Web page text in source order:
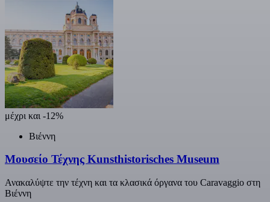
μέχρι και -12%
Βιέννη
Μουσείο Τέχνης Kunsthistorisches Museum
Ανακαλύψτε την τέχνη και τα κλασικά όργανα του Caravaggio στη
Βιέννη